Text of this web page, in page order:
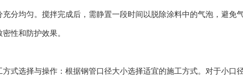
充分均匀。搅拌完成后，需静置一段时间以脱除涂料中的气泡，避免
性和防护效果。
方式选择与操作：根据钢管口径大小选择适宜的施工方式。对于小口